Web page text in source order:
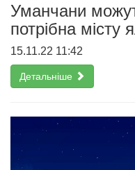
Уманчани
потрібна місту
15.11.22 11:42
Детальніше